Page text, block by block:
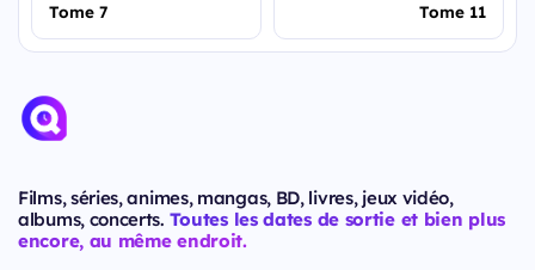
Tome 7 Tome 11
Films, séries, animes, mangas, BD, livres, jeux vidéo,
albums, concerts. Toutes les dates de sortie et bien plus
encore, au même endroit.